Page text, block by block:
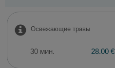
Освежающие травы
30 мин. 28.00 €